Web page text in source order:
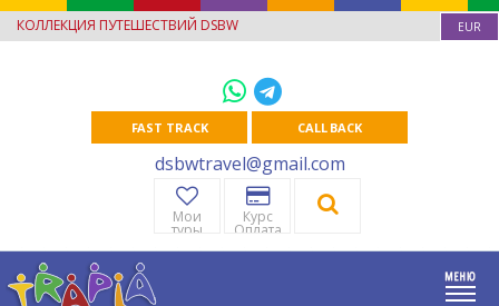
КОЛЛЕКЦИЯ ПУТЕШЕСТВИЙ DSBW EUR
FAST TRACK CALL BACK
dsbwtravel@gmail.com
Мои
туры
Курс
Оплата